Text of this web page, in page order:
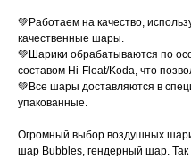
💚Работаем на качество,
качественные шары.
💚Шарики обрабатываются по
составом Hi-Float/Koda, что
💚Все шары доставляются в
упакованные.
Огромный выбор воздушных
шар Вubblеs, гендерный шар. Так